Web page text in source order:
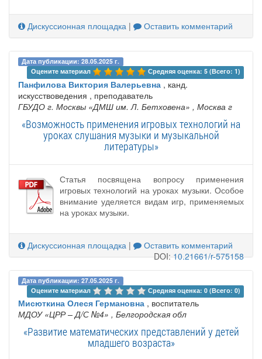
Дискуссионная площадка | Оставить комментарий
Дата публикации: 28.05.2025 г.
Оцените материал
Средняя оценка: 5 (Всего: 1)
Панфилова Виктория Валерьевна , канд.
искусствоведения , преподаватель
ГБУДО г. Москвы «ДМШ им. Л. Бетховена» , Москва г
«Возможность применения игровых технологий на
уроках слушания музыки и музыкальной
литературы»
Статья посвящена вопросу применения
игровых технологий на уроках музыки. Особое
внимание уделяется видам игр, применяемых
на уроках музыки.
Дискуссионная площадка |
Оставить комментарий
DOI:10.21661/r-575158
Дата публикации: 27.05.2025 г.
Оцените материал
Средняя оценка: 0 (Всего: 0)
Мисюткина Олеся Германовна , воспитатель
МДОУ «ЦРР – Д/С №4» , Белгородская обл
«Развитие математических представлений у детей
младшего возраста»